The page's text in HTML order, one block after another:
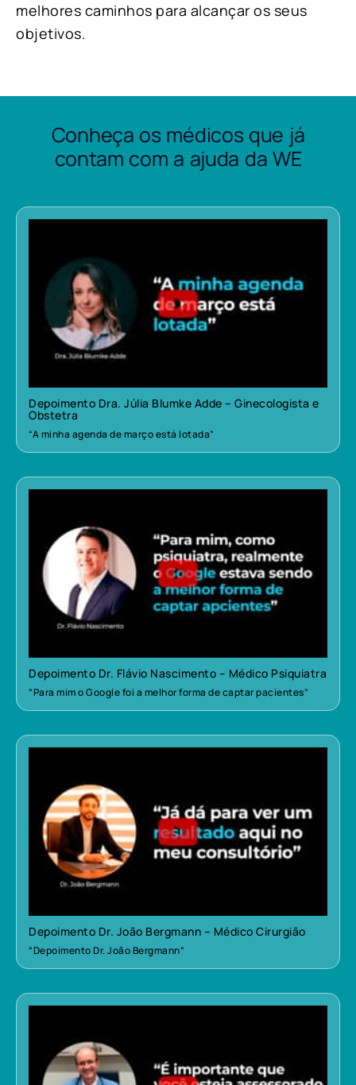
melhores caminhos para alcançar os seus
objetivos.
Conheça os médicos que já
contam com a ajuda da WE
Depoimento Dra. Júlia Blumke Adde – Ginecologista e
Obstetra
“A minha agenda de março está lotada”
Depoimento Dr. Flávio Nascimento – Médico Psiquiatra
“Para mim o Google foi a melhor forma de captar pacientes”
Depoimento Dr. João Bergmann – Médico Cirurgião
“Depoimento Dr. João Bergmann”